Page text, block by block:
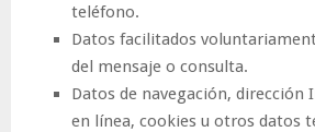
teléfono.
Datos facilitados
del mensaje o consulta.
Datos de navegación, dirección
en línea, cookies u otros datos